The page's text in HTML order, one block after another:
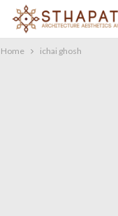
Home ichai ghosh